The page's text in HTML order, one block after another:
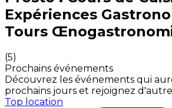
Expériences
Tours
(5)
Prochains événements
Découvrez les événements qui
prochains jours et rejoignez
Top location